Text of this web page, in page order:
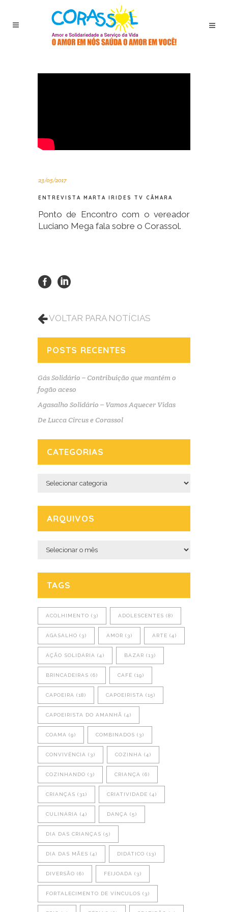
23/05/2017
ENTREVISTA MARTA IRIDES TV CÂMARA
Ponto de Encontro com o vereador
Luciano Mega fala sobre o Corassol.
VOLTAR PARA NOTÍCIAS
POSTS RECENTES
Gás Solidário – Contribuição que mantém o
fogão aceso
Agasalho Solidário – Vamos Aquecer Vidas
De Lucca Circus e Corassol
CATEGORIAS
Categorias
ARQUIVOS
Arquivos
TAGS
ACOLHIMENTO (3) ADOLESCENTES (8)
AGASALHO (3) AMOR (3) ARTE (4)
AÇÃO SOLIDÁRIA (4) BAZAR (13)
BRINCADEIRAS (6) CAFÉ (19)
CAPOEIRA (18) CAPOEIRISTA (15)
CAPOEIRISTA DO AMANHÃ (4)
COAMA (9) COMBINADOS (3)
CONVIVÊNCIA (3) COZINHA (4)
COZINHANDO (3) CRIANÇA (6)
CRIANÇAS (31) CRIATIVIDADE (4)
CULINÁRIA (4) DANÇA (5)
DIA DAS CRIANÇAS (5)
DIA DAS MÃES (4) DIDÁTICO (13)
DIVERSÃO (6) FEIJOADA (3)
FORTALECIMENTO DE VÍNCULOS (3)